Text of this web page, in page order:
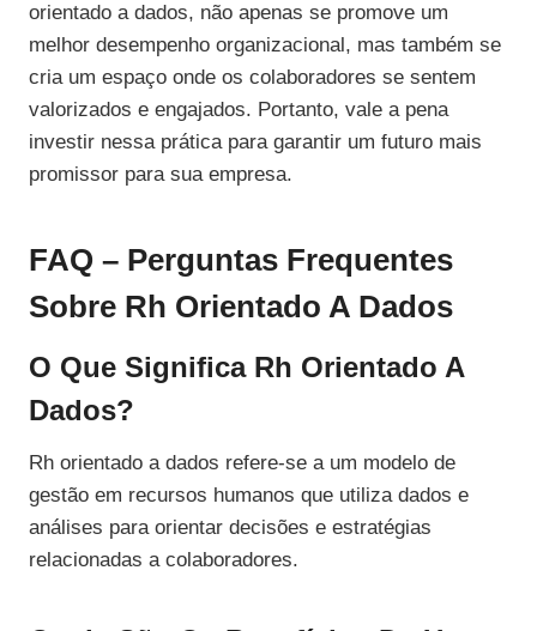
orientado a dados, não apenas se promove um
melhor desempenho organizacional, mas também se
cria um espaço onde os colaboradores se sentem
valorizados e engajados. Portanto, vale a pena
investir nessa prática para garantir um futuro mais
promissor para sua empresa.
FAQ – Perguntas Frequentes
Sobre Rh Orientado A Dados
O Que Significa Rh Orientado A
Dados?
Rh orientado a dados refere-se a um modelo de
gestão em recursos humanos que utiliza dados e
análises para orientar decisões e estratégias
relacionadas a colaboradores.